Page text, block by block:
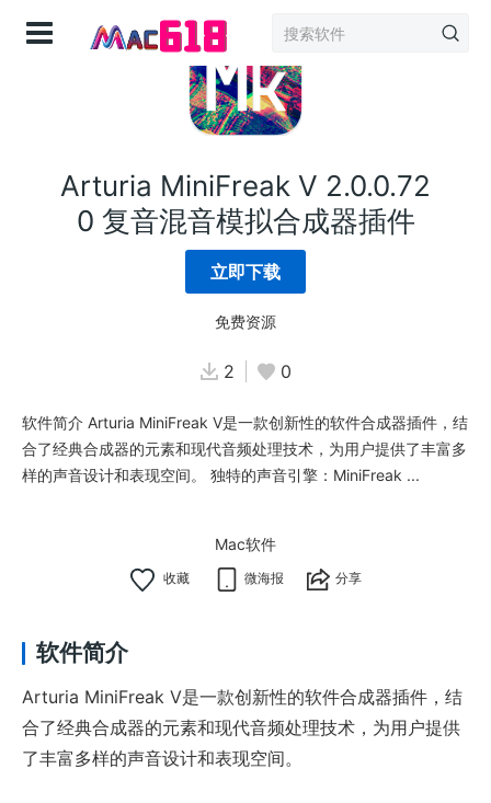
Arturia MiniFreak V 2.0.0.72
0 复音混音模拟合成器插件
立即下载
免费资源
2 0
软件简介 Arturia MiniFreak V是一款创新性的软件合成器插件，结
合了经典合成器的元素和现代音频处理技术，为用户提供了丰富多
样的声音设计和表现空间。 独特的声音引擎：MiniFreak ...
Mac软件
微海报 分享
软件简介
Arturia MiniFreak V是一款创新性的软件合成器插件，结
合了经典合成器的元素和现代音频处理技术，为用户提供
了丰富多样的声音设计和表现空间。